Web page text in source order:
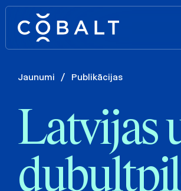
Jaunumi / Publikācijas
Latvijas